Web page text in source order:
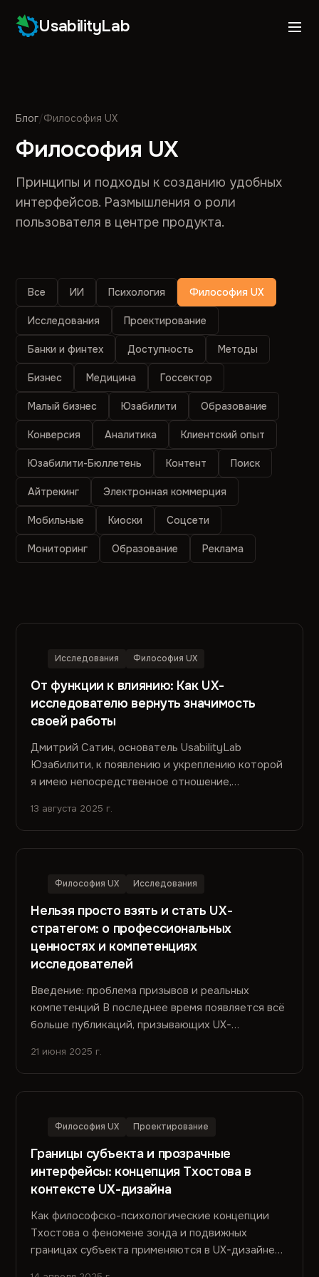
UsabilityLab
Блог/Философия UX
Философия UX
Принципы и подходы к созданию удобных
интерфейсов. Размышления о роли
пользователя в центре продукта.
Все ИИ Психология Философия UX
Исследования Проектирование
Банки и финтех Доступность Методы
Бизнес Медицина Госсектор
Малый бизнес Юзабилити Образование
Конверсия Аналитика Клиентский опыт
Юзабилити-Бюллетень Контент Поиск
Айтрекинг Электронная коммерция
Мобильные Киоски Соцсети
Мониторинг Образование Реклама
Исследования Философия UX
От функции к влиянию: Как UX-
исследователю вернуть значимость
своей работы
Дмитрий Сатин, основатель UsabilityLab
Юзабилити, к появлению и укреплению которой
я имею непосредственное отношение,
13 августа 2025 г.
Философия UX Исследования
Нельзя просто взять и стать UX-
стратегом: о профессиональных
ценностях и компетенциях
исследователей
Введение: проблема призывов и реальных
компетенций В последнее время появляется всё
больше публикаций, призывающих UX-
21 июня 2025 г.
Философия UX Проектирование
Границы субъекта и прозрачные
интерфейсы: концепция Тхостова в
контексте UX-дизайна
Как философско-психологические концепции
Тхостова о феномене зонда и подвижных
границах субъекта применяются в UX-дизайне